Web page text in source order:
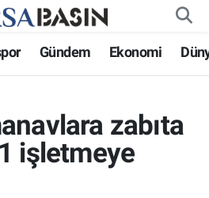
Gündem Ekonomi
zabıta
işletmeye
Haritası